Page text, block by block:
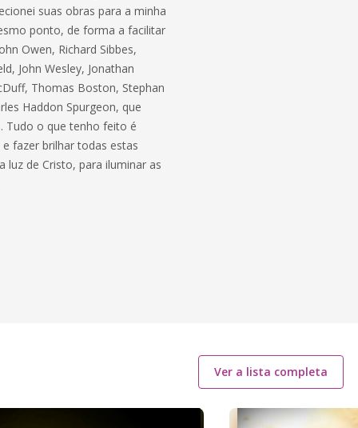
suas obras para a minha
ponto, de forma a facilitar
Owen, Richard Sibbes,
John Wesley, Jonathan
Thomas Boston, Stephan
Haddon Spurgeon, que
Tudo o que tenho feito é
fazer brilhar todas estas
luz de Cristo, para iluminar as
Ver a lista completa